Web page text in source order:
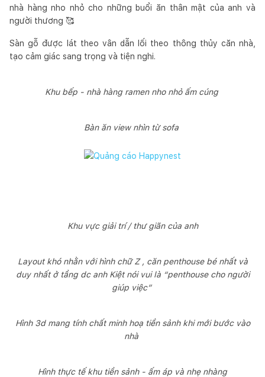
nhà hàng nho nhỏ cho những buổi ăn thân mật của anh và
người thương 🥰
Sàn gỗ được lát theo vân dẫn lối theo thông thủy căn nhà,
tạo cảm giác sang trọng và tiện nghi.
Khu bếp - nhà hàng ramen nho nhỏ ấm cúng
Bàn ăn view nhìn từ sofa
Khu vực giải trí / thư giãn của anh
Layout khó nhằn với hình chữ Z , căn penthouse bé nhất và
duy nhất ở tầng dc anh Kiệt nói vui là “penthouse cho người
giúp việc”
Hình 3d mang tính chất minh hoạ tiền sảnh khi mới bước vào
nhà
Hình thực tế khu tiền sảnh - ấm áp và nhẹ nhàng